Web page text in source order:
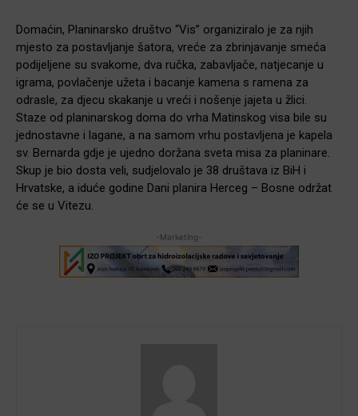
Domaćin, Planinarsko društvo “Vis” organiziralo je za njih
mjesto za postavljanje šatora, vreće za zbrinjavanje smeća
podijeljene su svakome, dva ručka, zabavljače, natjecanje u
igrama, povlačenje užeta i bacanje kamena s ramena za
odrasle, za djecu skakanje u vreći i nošenje jajeta u žlici.
Staze od planinarskog doma do vrha Matinskog visa bile su
jednostavne i lagane, a na samom vrhu postavljena je kapela
sv. Bernarda gdje je ujedno doržana sveta misa za planinare.
Skup je bio dosta veli, sudjelovalo je 38 društava iz BiH i
Hrvatske, a iduće godine Dani planira Herceg – Bosne održat
će se u Vitezu.
-Marketing-